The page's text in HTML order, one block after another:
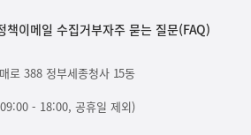
책이메일 수집거부자주 묻는 질문(FAQ)
로 388 정부세종청사 15동
- 18:00, 공휴일 제외)